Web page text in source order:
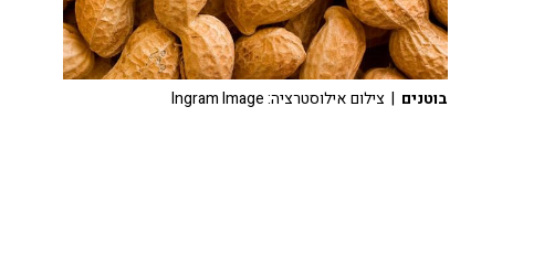
בוטנים | צילום אילוסטרציה: Ingram Image